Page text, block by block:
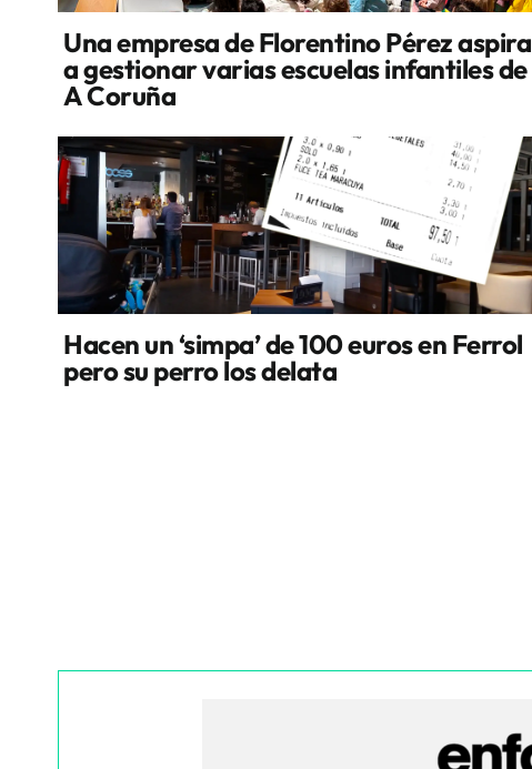
Una empresa de Florentino Pérez aspira
a gestionar varias escuelas infantiles de
A Coruña
Hacen un ‘simpa’ de 100 euros en Ferrol
pero su perro los delata